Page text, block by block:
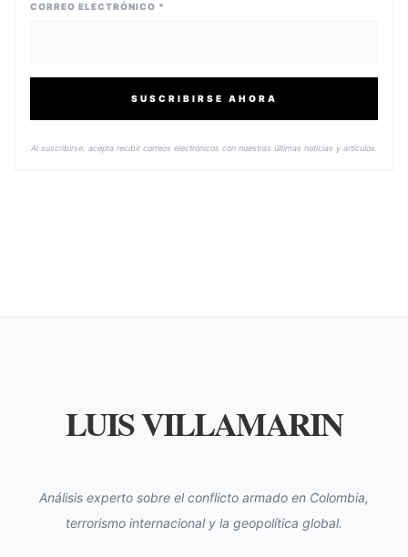
CORREO ELECTRÓNICO *
SUSCRIBIRSE AHORA
Al suscribirse, acepta recibir correos electrónicos con nuestras últimas noticias y artículos.
LUIS VILLAMARIN
Análisis experto sobre el conflicto armado en Colombia,
terrorismo internacional y la geopolítica global.